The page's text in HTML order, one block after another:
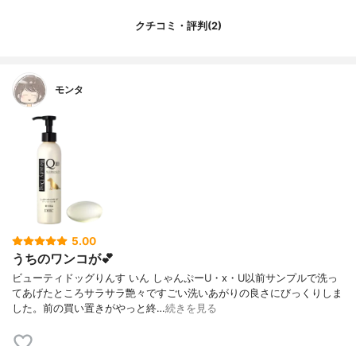
クチコミ・評判(2)
モンタ
5.00
うちのワンコが💕
ビューティドッグりんす いん しゃんぷーU・x・U以前サンプルで洗っ
てあげたところサラサラ艶々ですごい洗いあがりの良さにびっくりしま
した。前の買い置きがやっと終…続きを見る